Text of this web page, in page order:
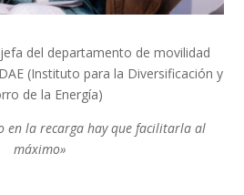
jefa del departamento de movilidad
(Instituto para la Diversificación y
de la Energía)
en la recarga hay que facilitarla al
máximo»